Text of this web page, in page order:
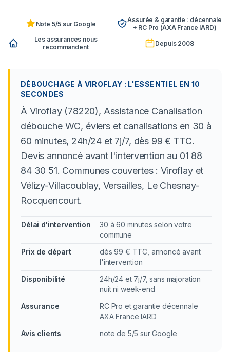
Note 5/5 sur Google
Assurée & garantie : décennale
+ RC Pro (AXA France IARD)
Les assurances nous
recommandent
Depuis 2008
DÉBOUCHAGE À VIROFLAY : L'ESSENTIEL EN 10
SECONDES
À Viroflay (78220), Assistance Canalisation
débouche WC, éviers et canalisations en 30 à
60 minutes, 24h/24 et 7j/7, dès 99 € TTC.
Devis annoncé avant l'intervention au 01 88
84 30 51. Communes couvertes : Viroflay et
Vélizy-Villacoublay, Versailles, Le Chesnay-
Rocquencourt.
Délai d'intervention
30 à 60 minutes selon votre
commune
Prix de départ
dès 99 € TTC, annoncé avant
l'intervention
Disponibilité
24h/24 et 7j/7, sans majoration
nuit ni week-end
Assurance
RC Pro et garantie décennale
AXA France IARD
Avis clients
note de 5/5 sur Google